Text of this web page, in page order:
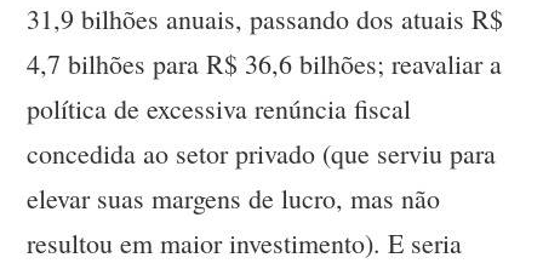
31,9 bilhões anuais, passando dos atuais R$
4,7 bilhões para R$ 36,6 bilhões; reavaliar a
política de excessiva renúncia fiscal
concedida ao setor privado (que serviu para
elevar suas margens de lucro, mas não
resultou em maior investimento). E seria